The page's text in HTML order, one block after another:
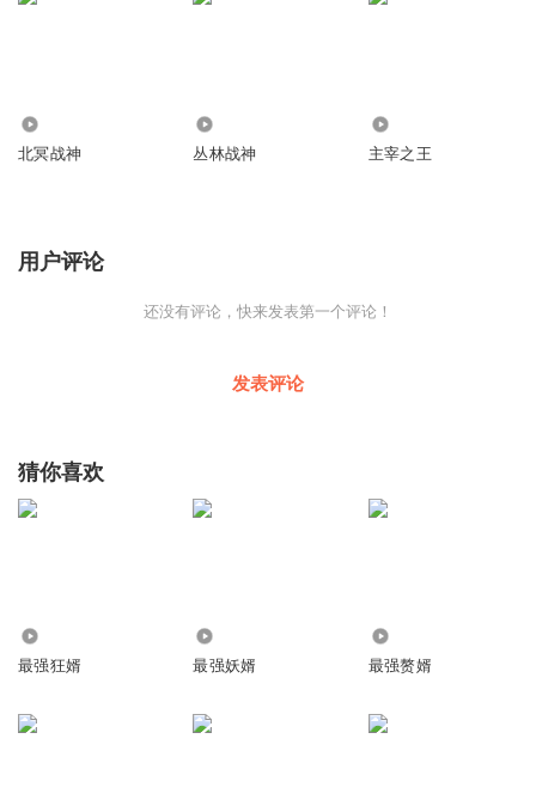
北冥战神 丛林战神 主宰之王
用户评论
还没有评论，快来发表第一个评论！
发表评论
猜你喜欢
最强狂婿 最强妖婿 最强赘婿